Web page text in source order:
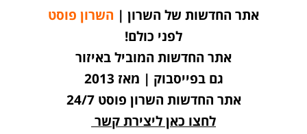
אתר החדשות של השרון | השרון פוסט
לפני כולם!
אתר החדשות המוביל באיזור
גם בפייסבוק | מאז 2013
אתר החדשות השרון פוסט 24/7
לחצו כאן ליצירת קשר